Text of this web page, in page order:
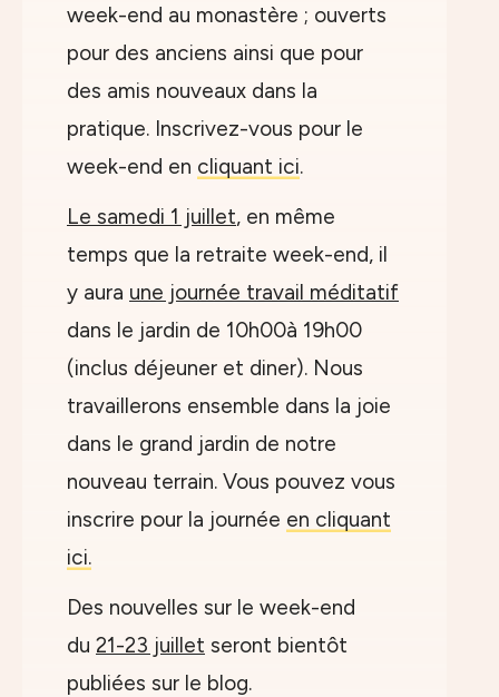
week-end au monastère ; ouverts
pour des anciens ainsi que pour
des amis nouveaux dans la
pratique. Inscrivez-vous pour le
week-end en cliquant ici.
Le samedi 1 juillet, en même
temps que la retraite week-end, il
y aura une journée travail méditatif
dans le jardin de 10h00à 19h00
(inclus déjeuner et diner). Nous
travaillerons ensemble dans la joie
dans le grand jardin de notre
nouveau terrain. Vous pouvez vous
inscrire pour la journée en cliquant
ici.
Des nouvelles sur le week-end
du 21-23 juillet seront bientôt
publiées sur le blog.